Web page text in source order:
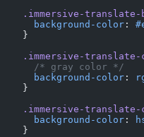
.immersive-
      background-color
:
    }
.immersive-
      /* gray color */
      background-color
:
    }
.immersive-
      background-color
:
    }